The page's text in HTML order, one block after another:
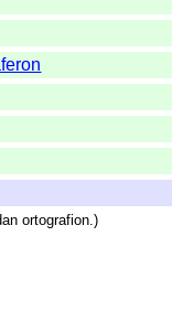
ortografion.)